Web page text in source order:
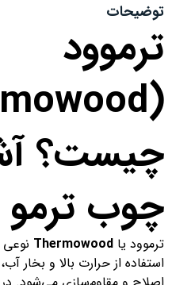
توضیحات
ترموود
چیست؟
چوب ترمو
ترموود یا Thermowood
استفاده از حرارت بالا و بخار